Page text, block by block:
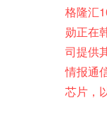
格隆汇
勋正在
司提供
情报通
芯片，